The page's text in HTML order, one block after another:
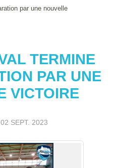
par une nouvelle
TERMINE
PAR UNE
VICTOIRE
02 SEPT. 2023